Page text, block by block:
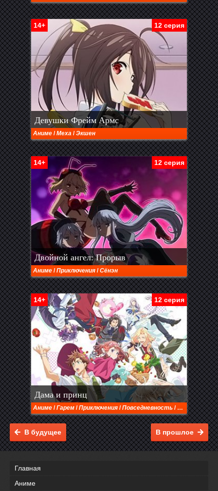
12 серия
14+
Девушки Фрейм Армс
Аниме /Меха /Экшен
12 серия
14+
Двойной ангел: Прорыв
Аниме /Приключения /Сёнэн
12 серия
14+
Дама и принц
Аниме /Гарем /Приключения /Повседневность / Романтика/
В будущее В прошлое
Главная
Аниме